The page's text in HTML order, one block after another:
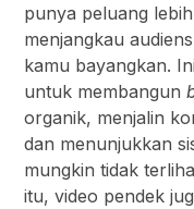
punya peluang
menjangkau
kamu bayangkan.
untuk membangun
organik, menjalin
dan menunjukkan
mungkin tidak
itu, video pendek